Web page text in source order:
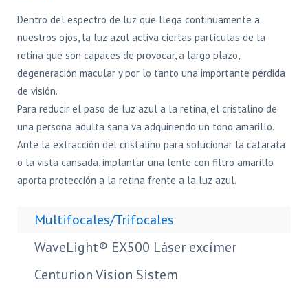
Dentro del espectro de luz que llega continuamente a
nuestros ojos, la luz azul activa ciertas partículas de la
retina que son capaces de provocar, a largo plazo,
degeneración macular y por lo tanto una importante pérdida
de visión.
Para reducir el paso de luz azul a la retina, el cristalino de
una persona adulta sana va adquiriendo un tono amarillo.
Ante la extracción del cristalino para solucionar la catarata
o la vista cansada, implantar una lente con filtro amarillo
aporta protección a la retina frente a la luz azul.
Multifocales/Trifocales
WaveLight® EX500 Láser excímer
Centurion Vision Sistem